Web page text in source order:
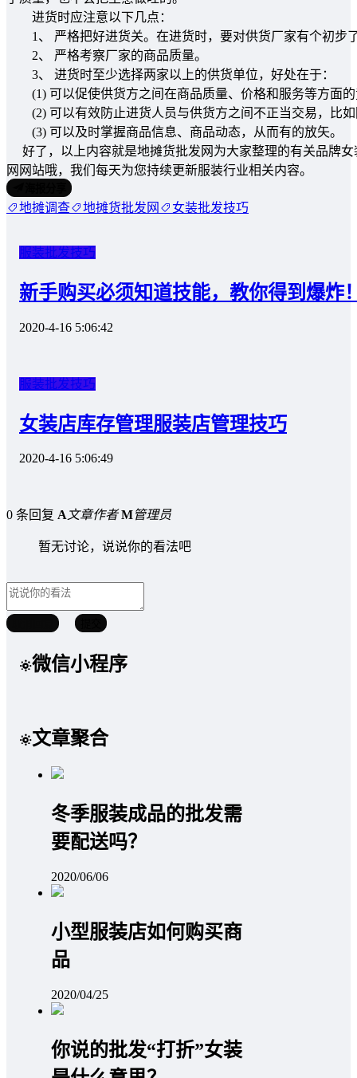
进货时应注意以下几点：
1、 严格把好进货关。在进货时，要对供货厂家有个初步
2、 严格考察厂家的商品质量。
3、 进货时至少选择两家以上的供货单位，好处在于：
(1) 可以促使供货方之间在商品质量、价格和服务等方面的
(2) 可以有效防止进货人员与供货方之间不正当交易，比如
(3) 可以及时掌握商品信息、商品动态，从而有的放矢。
好了，以上内容就是地摊货批发网为大家整理的有关品牌
网网站哦，我们每天为您持续更新服装行业相关内容。
地摊调查 地摊货批发网 女装批发技巧
服装批发技巧
新手购买必须知道技能，教你得到爆炸
2020-4-16 5:06:42
服装批发技巧
女装店库存管理服装店管理技巧
2020-4-16 5:06:49
0 条回复 A文章作者 M管理员
暂无讨论，说说你的看法吧
微信小程序
文章聚合
冬季服装成品的批发需
要配送吗？
2020/06/06
小型服装店如何购买商
品
2020/04/25
你说的批发“打折”女装